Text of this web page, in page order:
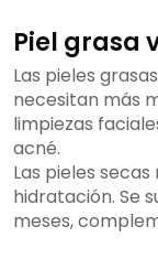
Piel grasa
Las pieles
necesitan más
limpiezas
acné.
Las pieles
hidratación. Se
meses,